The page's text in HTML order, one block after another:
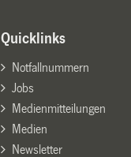
Quicklinks
Notfallnummern
Jobs
Medienmitteilungen
Medien
Newsletter